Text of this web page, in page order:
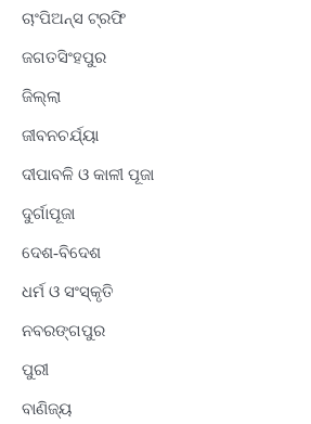
ଚାଂପିଅନ୍ସ ଟ୍ରଫି
ଜଗତସିଂହପୁର
ଜିଲ୍ଲା
ଜୀବନଚର୍ଯ୍ୟା
ଦୀପାବଳି ଓ କାଳୀ ପୂଜା
ଦୁର୍ଗାପୂଜା
ଦେଶ-ବିଦେଶ
ଧର୍ମ ଓ ସଂସ୍କୃତି
ନବରଙ୍ଗପୁର
ପୁରୀ
ବାଣିଜ୍ୟ